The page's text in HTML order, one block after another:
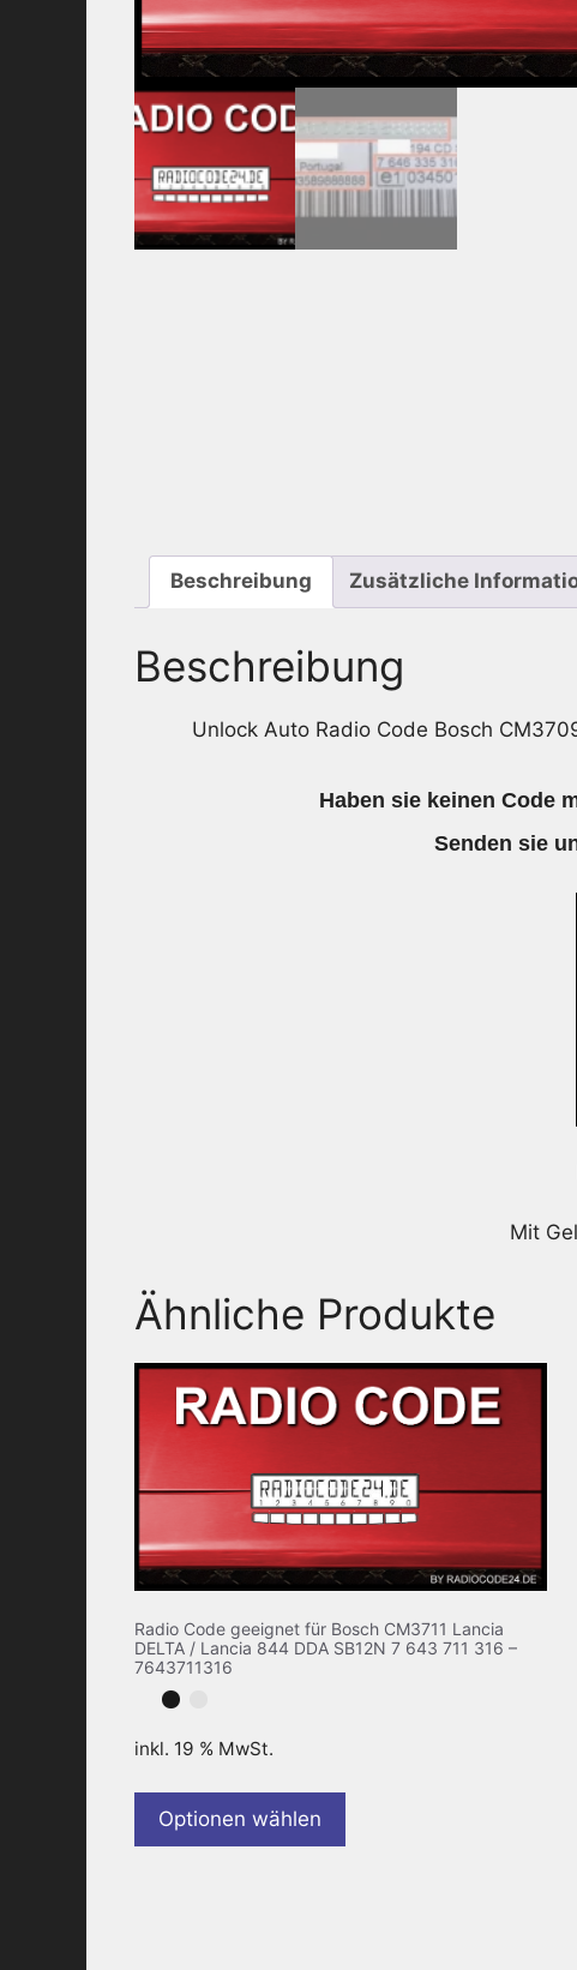
Beschreibung Zusätzliche
Beschreibung
Unlock Auto Radio Code Bosch
Haben sie keinen Code
Senden sie
Mit
Ähnliche Produkte
Radio Code geeignet für Bosch CM3711 Lancia
DELTA / Lancia 844 DDA SB12N 7 643 711 316 –
7643711316
inkl. 19 % MwSt.
Optionen wählen